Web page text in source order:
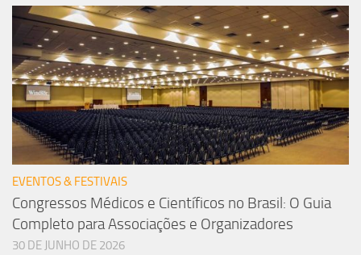
EVENTOS & FESTIVAIS
Congressos Médicos e Científicos no Brasil: O Guia
Completo para Associações e Organizadores
30 DE JUNHO DE 2026